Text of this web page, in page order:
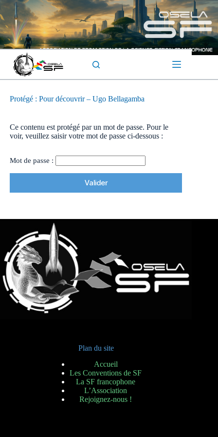
Passer
au
contenu
Protégé : Pour découvrir – Ugo Bellagamba
Ce contenu est protégé par un mot de passe. Pour le
voir, veuillez saisir votre mot de passe ci-dessous :
Mot de passe :
Plan du site
Accueil
Les Conventions de SF
La SF francophone
L’Association
Rejoignez-nous !